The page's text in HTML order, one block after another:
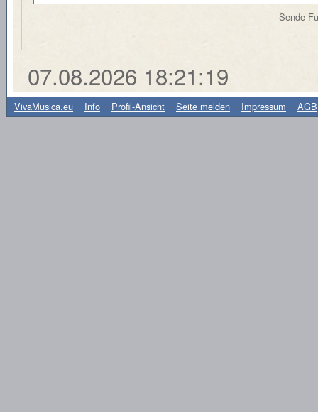
Sende-
07.08.2026 18:21:19
-VivaMusica.eu Info - Profil-Ansicht - Seite melden - Impressum - AGB